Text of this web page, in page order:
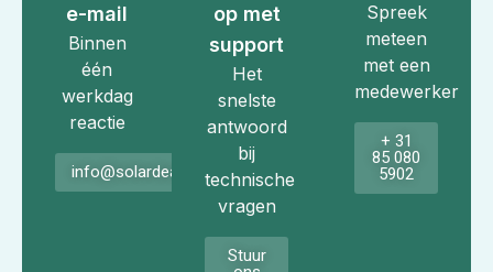
e-mail
Binnen
één
werkdag
reactie
info@solardeals.nl
op met
support
Het
snelste
antwoord
bij
technische
vragen
Stuur
Spreek
meteen
met een
medewerker
+ 31
85 080
5902